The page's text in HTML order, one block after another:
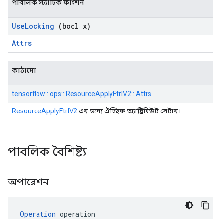
পাবলিক স্ট্যাটিক ফাংশন
UseLocking (bool x)
Attrs
কাঠামো
tensorflow:: ops:: ResourceApplyFtrlV2:: Attrs
ResourceApplyFtrlV2 এর জন্য ঐচ্ছিক অ্যাট্রিবিউট সেটার।
পাবলিক বৈশিষ্ট্য
অপারেশন
Operation operation